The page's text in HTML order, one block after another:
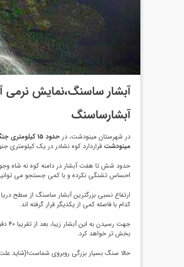
آبشار ساسنگ،نمایش
آبشارساسنگ
در شهرستان مینودشت، در حدود 15 کیلومتری جنگل باقرآباد
مینودشت قراردارد کوه نشادر در یک
حدود شش تا هفت آبشار در دامنه کوه نه شاه
احساس تشنگی نکرده و با کمی جستجو می
کدام با فاصله کمی از یکدیگر قرار گرفته اند.
بخش تر خواهد کرد.
حالا سنگ بسیار بزرگی روبروی شماست!(شاید